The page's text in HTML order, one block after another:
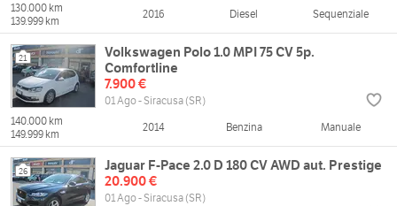
130.000 km
139.999 km
2016 Diesel Sequenziale
21
Volkswagen Polo 1.0 MPI 75 CV 5p.
Comfortline
7.900 €
01 Ago - Siracusa (SR)
140.000 km
149.999 km
2014 Benzina Manuale
26
Jaguar F-Pace 2.0 D 180 CV AWD aut. Prestige
20.900 €
01 Ago - Siracusa (SR)